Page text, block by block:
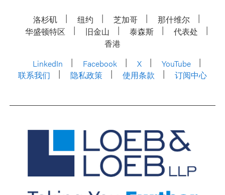
洛杉矶 纽约 芝加哥
那什维尔
华盛顿特区
旧金山 泰森斯
代表处
香港
LinkedIn
Facebook X
YouTube
联系我们
隐私政策 使用条款 订阅中心